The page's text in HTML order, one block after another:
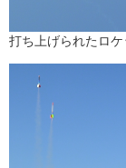
打ち上げられたロケ